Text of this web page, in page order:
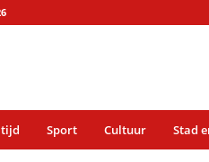
Sport Cultuur Stad